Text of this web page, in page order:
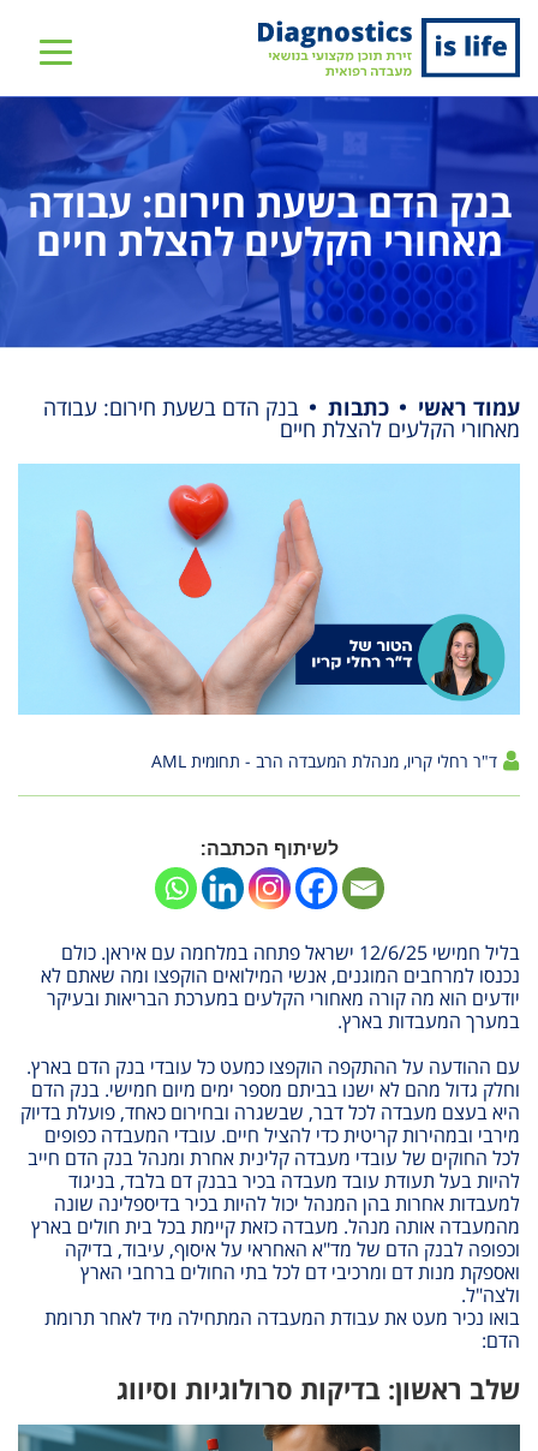
שִׂים
בְּאֲתָר
מֻפְעֶלֶת
מַעֲרֶכֶת
נָגִישׁ
בִּקְלִיק
הַמְּסַיַּעַת
לִנְגִישׁוּת
הָאֲתָר.
בנק הדם בשעת חירום: עבודה
מאחורי הקלעים להצלת חיים
עמוד ראשי כתבות בנק הדם בשעת חירום: עבודה
מאחורי הקלעים להצלת חיים
ד"ר רחלי קריו, מנהלת המעבדה הרב - תחומית AML
לשיתוף הכתבה:
בליל חמישי 12/6/25 ישראל פתחה במלחמה עם איראן. כולם
נכנסו למרחבים המוגנים, אנשי המילואים הוקפצו ומה שאתם לא
יודעים הוא מה קורה מאחורי הקלעים במערכת הבריאות ובעיקר
במערך המעבדות בארץ.
עם ההודעה על ההתקפה הוקפצו כמעט כל עובדי בנק הדם בארץ.
וחלק גדול מהם לא ישנו בביתם מספר ימים מיום חמישי. בנק הדם
היא בעצם מעבדה לכל דבר, שבשגרה ובחירום כאחד, פועלת בדיוק
מירבי ובמהירות קריטית כדי להציל חיים. עובדי המעבדה כפופים
לכל החוקים של עובדי מעבדה קלינית אחרת ומנהל בנק הדם חייב
להיות בעל תעודת עובד מעבדה בכיר בבנק דם בלבד, בניגוד
למעבדות אחרות בהן המנהל יכול להיות בכיר בדיספלינה שונה
מהמעבדה אותה מנהל. מעבדה כזאת קיימת בכל בית חולים בארץ
וכפופה לבנק הדם של מד"א האחראי על איסוף, עיבוד, בדיקה
ואספקת מנות דם ומרכיבי דם לכל בתי החולים ברחבי הארץ
ולצה"ל.
בואו נכיר מעט את עבודת המעבדה המתחילה מיד לאחר תרומת
הדם:
שלב ראשון: בדיקות סרולוגיות וסיווג